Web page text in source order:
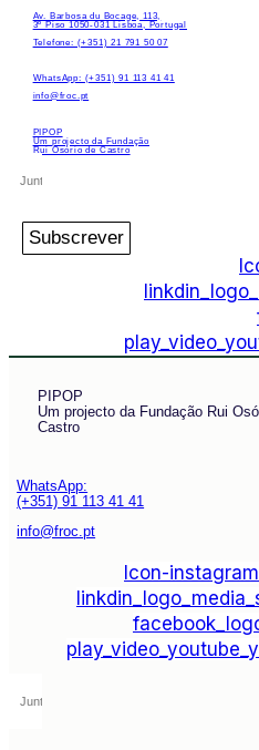
Av. Barbosa du Bocage, 113,
3º Piso 1050-031 Lisboa, Portugal
Telefone: (+351) 21 791 50 07
WhatsApp: (+351) 91 113 41 41
info@froc.pt
PIPOP
Um projecto da Fundação
Rui Osório de Castro
Subscrever
PIPOP
Um projecto da Fundação Rui
Castro
WhatsApp:
(+351) 91 113 41 41
info@froc.pt
Icon-